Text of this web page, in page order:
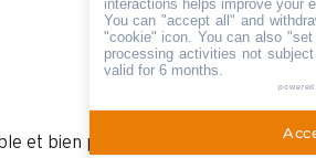
et bien placé
interactions helps improve your
You can "accept all" and
"cookie" icon. You can also
processing activities not
valid for 6 months.